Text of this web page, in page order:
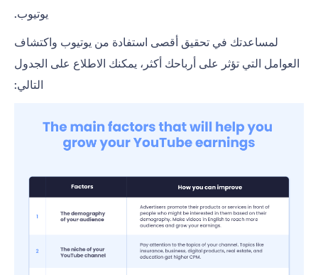
يوتيوب.
لمساعدتك في تحقيق أقصى استفادة من يوتيوب واكتشاف
العوامل التي تؤثر على أرباحك أكثر، يمكنك الاطلاع على الجدول
التالي: